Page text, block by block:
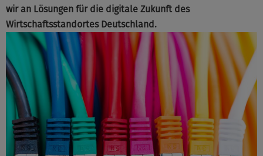
wir an Lösungen für die digitale Zukunft des
Wirtschaftsstandortes Deutschland.